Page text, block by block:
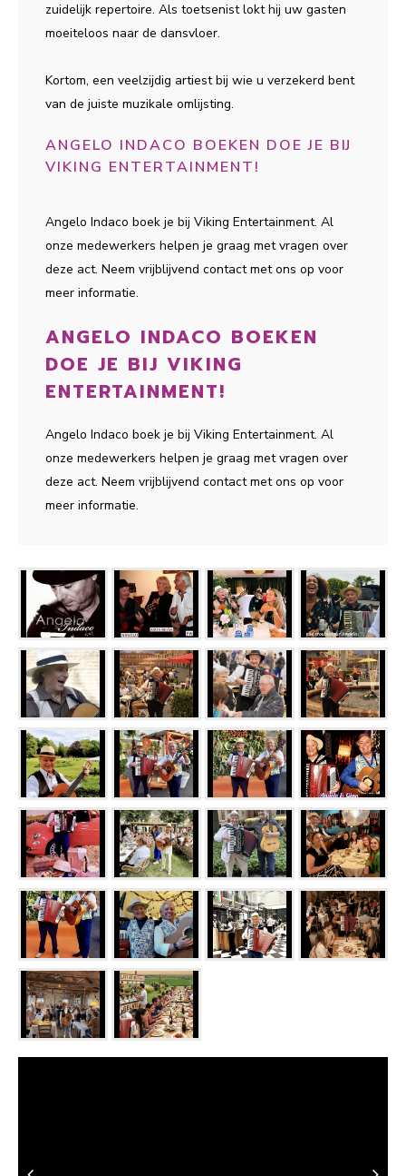
zuidelijk repertoire. Als toetsenist lokt hij uw gasten
moeiteloos naar de dansvloer.
Kortom, een veelzijdig artiest bij wie u verzekerd bent
van de juiste muzikale omlijsting.
ANGELO INDACO BOEKEN DOE JE BIJ
VIKING ENTERTAINMENT!
Angelo Indaco boek je bij Viking Entertainment. Al
onze medewerkers helpen je graag met vragen over
deze act. Neem vrijblijvend contact met ons op voor
meer informatie.
ANGELO INDACO BOEKEN
DOE JE BIJ VIKING
ENTERTAINMENT!
Angelo Indaco boek je bij Viking Entertainment. Al
onze medewerkers helpen je graag met vragen over
deze act. Neem vrijblijvend contact met ons op voor
meer informatie.